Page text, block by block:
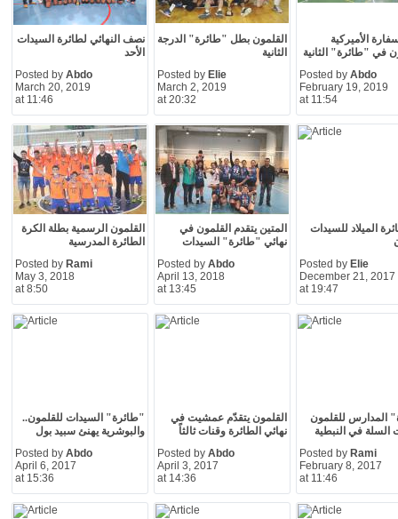
نصف النهائي لطائرة السيدات
الأحد
Posted by Abdo
March 20, 2019
at 11:46
القلمون بطل "طائرة" الدرجة
الثانية
Posted by Elie
March 2, 2019
at 20:32
الأميركية
في "طائرة" الثانية
Posted by Abdo
February 19, 2019
at 11:54
القلمون الرسمية بطلة الكرة
الطائرة المدرسية
Posted by Rami
May 3, 2018
at 8:50
المتين يتقدم القلمون في
نهائي "طائرة" السيدات
Posted by Abdo
April 13, 2018
at 13:45
الميلاد للسيدات
Posted by Elie
December 21, 2017
at 19:47
"طائرة" السيدات للقلمون..
والبوشرية يهنئ سبيد بول
Posted by Abdo
April 6, 2017
at 15:36
القلمون يتقدّم عمشيت في
نهائي الطائرة وقنات ثالثاً
Posted by Abdo
April 3, 2017
at 14:36
المدارس للقلمون
السلة في النبطية
Posted by Rami
February 8, 2017
at 11:46